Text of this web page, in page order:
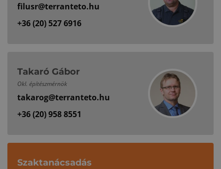
filusr@terranteto.hu
+36 (20) 527 6916
Takaró Gábor
Okl. építészmérnök
takarog@terranteto.hu
+36 (20) 958 8551
Szaktanácsadás